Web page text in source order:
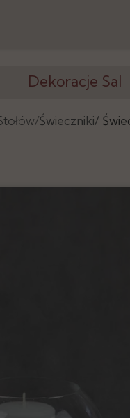
Dekoracje Sal
Ścianki, Tła
Świeczniki/